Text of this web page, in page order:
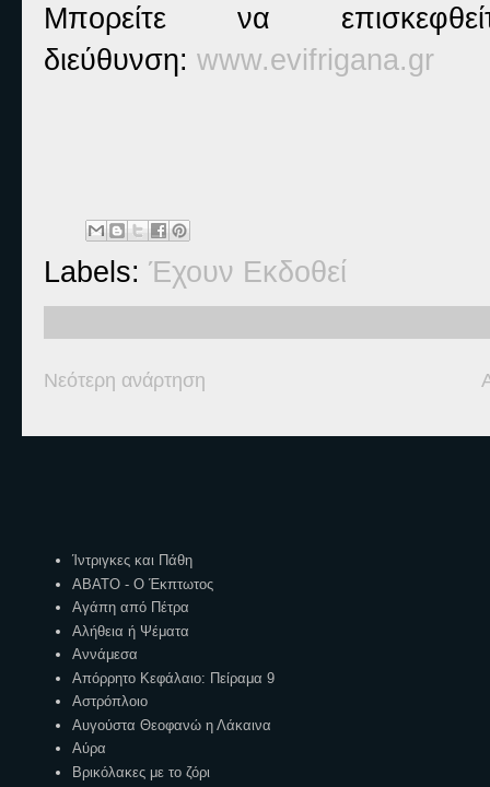
Μπορείτε να
διεύθυνση: www.evifrigana.gr
Labels: Έχουν Εκδοθεί
Νεότερη ανάρτηση
Ίντριγκες και Πάθη
ΑΒΑΤΟ - Ο Έκπτωτος
Αγάπη από Πέτρα
Αλήθεια ή Ψέματα
Αννάμεσα
Απόρρητο Κεφάλαιο: Πείραμα 9
Αστρόπλοιο
Αυγούστα Θεοφανώ η Λάκαινα
Αύρα
Βρικόλακες με το ζόρι